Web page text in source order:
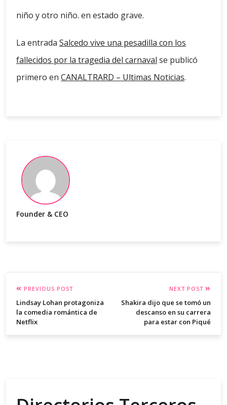
niño y otro niño. en estado grave.
La entrada Salcedo vive una pesadilla con los
fallecidos por la tragedia del carnaval se publicó
primero en CANALTRARD – Ultimas Noticias.
Founder & CEO
PREVIOUS POST
Lindsay Lohan protagoniza
la comedia romántica de
Netflix
NEXT POST
Shakira dijo que se tomó un
descanso en su carrera
para estar con Piqué